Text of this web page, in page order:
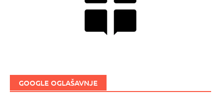
GOOGLE OGLAŠAVNJE